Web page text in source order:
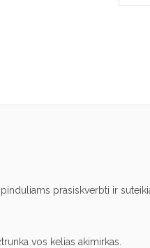
prasiskverbti ir
vos kelias akimirkas.